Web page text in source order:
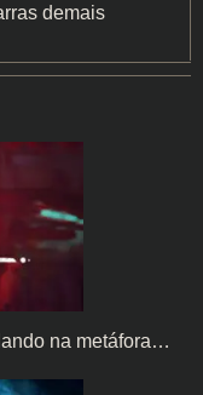
demais
na metáfora…